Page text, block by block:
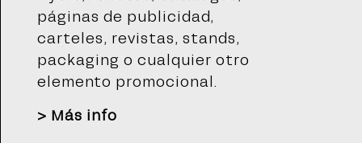
páginas de publicidad,
carteles, revistas, stands,
packaging o cualquier otro
elemento promocional.
> Más info